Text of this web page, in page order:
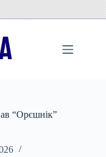
“Орєшнік”